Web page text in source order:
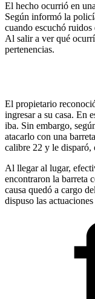
El hecho ocurrió en
Según informó la
cuando escuchó ruidos
Al salir a ver qué
pertenencias.
El propietario
ingresar a su casa. En
iba. Sin embargo,
atacarlo con una
calibre 22 y le disparó,
Al llegar al lugar,
encontraron la barreta
causa quedó a cargo
dispuso las